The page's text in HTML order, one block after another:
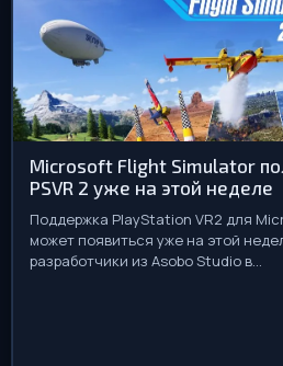
Microsoft Flight Simulator
PSVR 2 уже на этой неделе
Поддержка PlayStation VR2 для
может появиться уже на этой
разработчики из Asobo Studio в...